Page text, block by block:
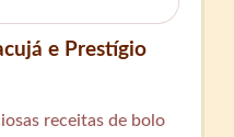
e Prestígio
receitas de bolo